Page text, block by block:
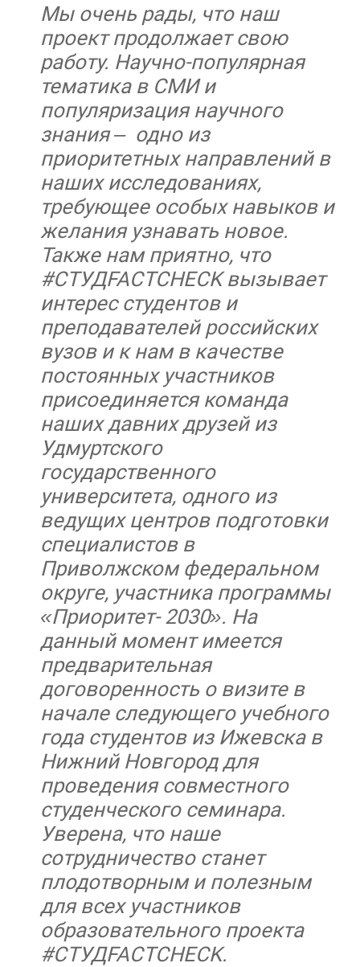
Мы очень рады, что наш
проект продолжает свою
работу. Научно-популярная
тематика в СМИ и
популяризация научного
знания – одно из
приоритетных направлений в
наших исследованиях,
требующее особых навыков и
желания узнавать новое.
Также нам приятно, что
#СТУДFACTCHECK вызывает
интерес студентов и
преподавателей российских
вузов и к нам в качестве
постоянных участников
присоединяется команда
наших давних друзей из
Удмуртского
государственного
университета, одного из
ведущих центров подготовки
специалистов в
Приволжском федеральном
округе, участника программы
«Приоритет- 2030». На
данный момент имеется
предварительная
договоренность о визите в
начале следующего учебного
года студентов из Ижевска в
Нижний Новгород для
проведения совместного
студенческого семинара.
Уверена, что наше
сотрудничество станет
плодотворным и полезным
для всех участников
образовательного проекта
#СТУДFACTCHECK.